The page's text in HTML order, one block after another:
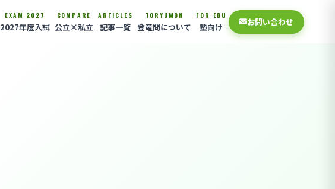
EXAM 2027
2027年度入試
COMPARE
公立×私立
ARTICLES
記事一覧
TORYUMON
登竜問について
FOR EDU
塾向け お問い合わせ